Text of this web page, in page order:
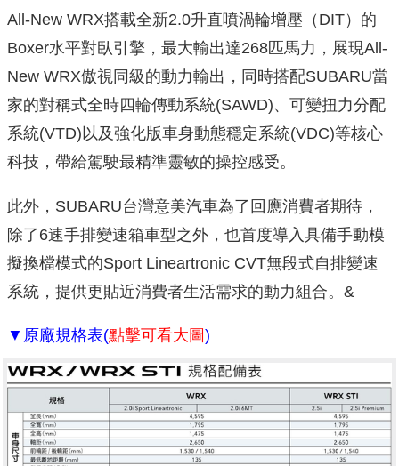
All-New WRX搭載全新2.0升直噴渦輪增壓（DIT）的
Boxer水平對臥引擎，最大輸出達268匹馬力，展現All-
New WRX傲視同級的動力輸出，同時搭配SUBARU當
家的對稱式全時四輪傳動系統(SAWD)、可變扭力分配
系統(VTD)以及強化版車身動態穩定系統(VDC)等核心
科技，帶給駕駛最精準靈敏的操控感受。
此外，SUBARU台灣意美汽車為了回應消費者期待，
除了6速手排變速箱車型之外，也首度導入具備手動模
擬換檔模式的Sport Lineartronic CVT無段式自排變速
系統，提供更貼近消費者生活需求的動力組合。&
▼原廠規格表(點擊可看大圖)